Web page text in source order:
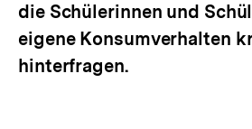
die Schülerinnen und
eigene Konsumverhalten
hinterfragen.